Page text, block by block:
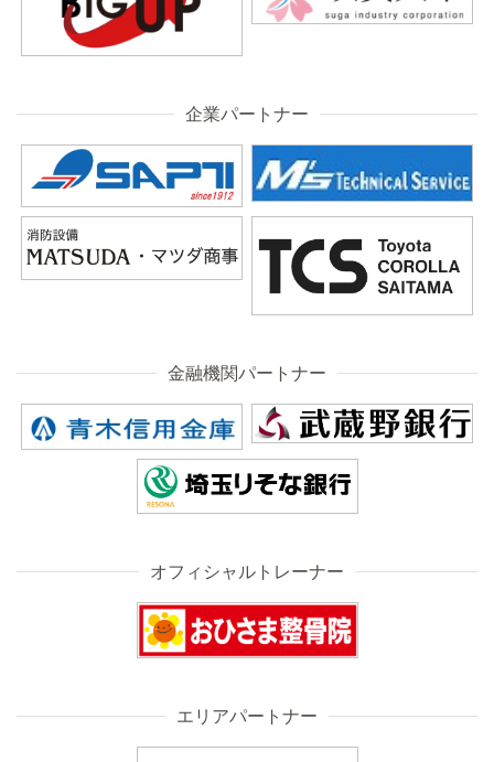
企業パートナー
金融機関パートナー
オフィシャルトレーナー
エリアパートナー